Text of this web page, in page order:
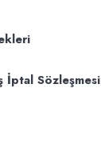
İptal Sözleşmesi